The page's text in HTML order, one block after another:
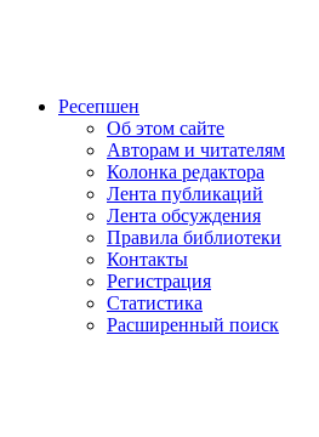
Ресепшен
Об этом сайте
Авторам и читателям
Колонка редактора
Лента публикаций
Лента обсуждения
Правила библиотеки
Контакты
Регистрация
Статистика
Расширенный поиск